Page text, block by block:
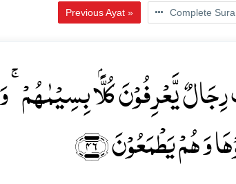
Previous Ayat » Complete Sura
یَّعۡرِفُوۡنَ کُلًّۢا بِسِیۡمٰہُمۡ
ہُمۡ یَطۡمَعُوۡنَ ﴿۴۶﴾